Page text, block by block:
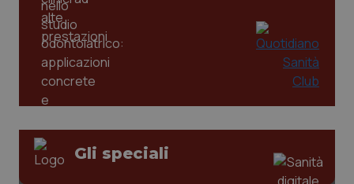
Gli speciali
tracking-enable